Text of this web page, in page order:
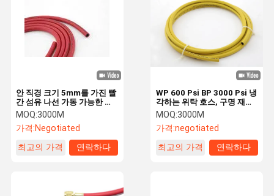
WP 600 Psi BP 3000 Psi 냉
각하는 위탁 호스, 구명 재킷
호스
MOQ:3000M
가격:negotiated
최고의 가격
연락하다
안 직경 크기 5mm를 가진 빨
간 섬유 나선 가동 가능한 냉
각하는 호스
MOQ:3000M
가격:Negotiated
최고의 가격
연락하다